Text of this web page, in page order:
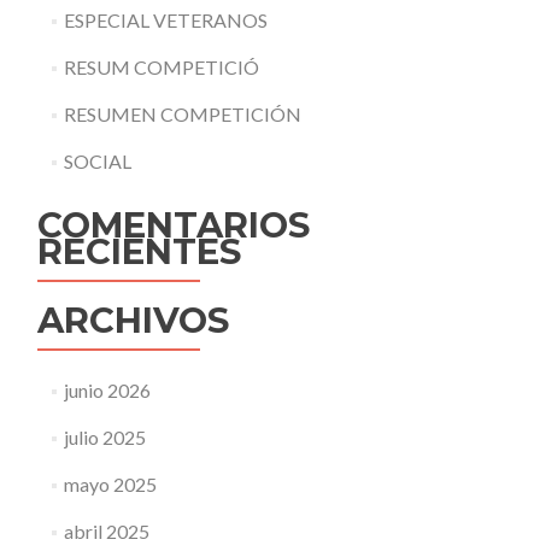
ESPECIAL VETERANOS
RESUM COMPETICIÓ
RESUMEN COMPETICIÓN
SOCIAL
COMENTARIOS
RECIENTES
ARCHIVOS
junio 2026
julio 2025
mayo 2025
abril 2025